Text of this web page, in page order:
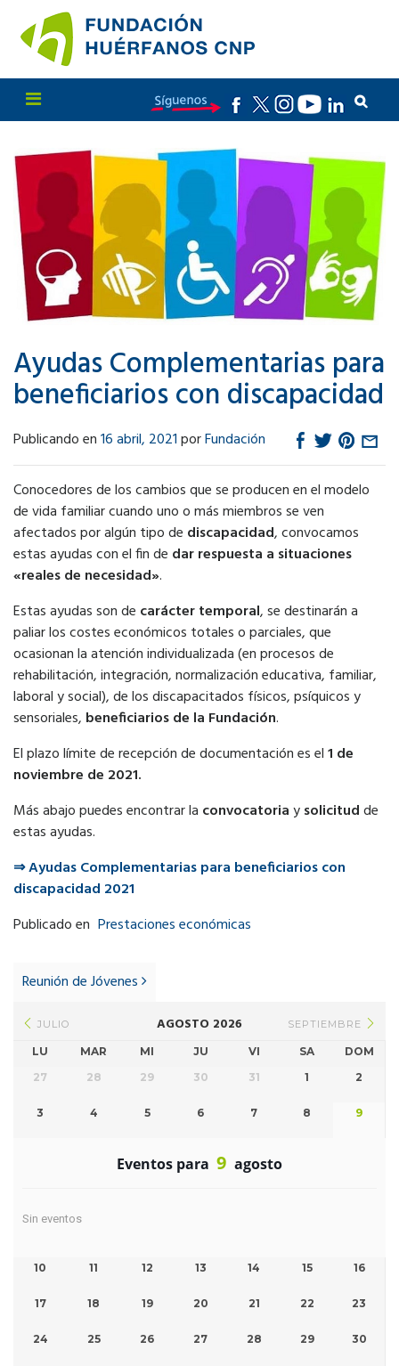
Ayudas Complementarias para
beneficiarios con discapacidad
Publicando en16 abril, 2021porFundación
Conocedores de los cambios que se producen en el modelo
de vida familiar cuando uno o más miembros se ven
afectados por algún tipo de discapacidad, convocamos
estas ayudas con el fin de dar respuesta a situaciones
«reales de necesidad».
Estas ayudas son de carácter temporal, se destinarán a
paliar los costes económicos totales o parciales, que
ocasionan la atención individualizada (en procesos de
rehabilitación, integración, normalización educativa, familiar,
laboral y social), de los discapacitados físicos, psíquicos y
sensoriales, beneficiarios de la Fundación.
El plazo límite de recepción de documentación es el1 de
noviembre de 2021.
Más abajo puedes encontrar la convocatoriaysolicitudde
estas ayudas.
⇒ Ayudas Complementarias para beneficiarios con
discapacidad 2021
Publicado en Prestaciones económicas
navigation
Reunión de Jóvenes
JULIO AGOSTO 2026 SEPTIEMBRE
LU MAR MI JU VI SA
DOM
27
28 29 30 31 1 2
3 4 5 6 7 8 9
Eventos para 9 agosto
Sin eventos
10 11 12 13 14 15 16
17 18 19 20 21 22 23
24 25 26 27 28 29 30